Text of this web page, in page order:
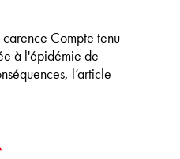
Compte tenu
à l'épidémie de
l’article